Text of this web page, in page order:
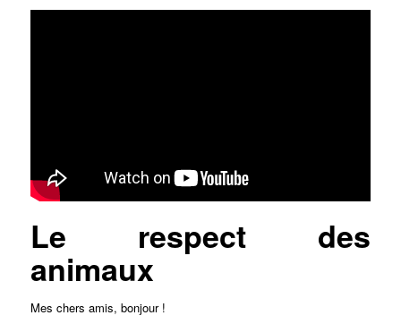
Le respect des
animaux
Mes chers amis, bonjour !